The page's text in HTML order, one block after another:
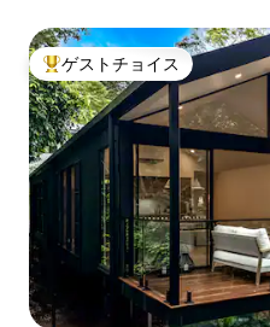
大好評のゲストチョイスです
ゲストチョイス